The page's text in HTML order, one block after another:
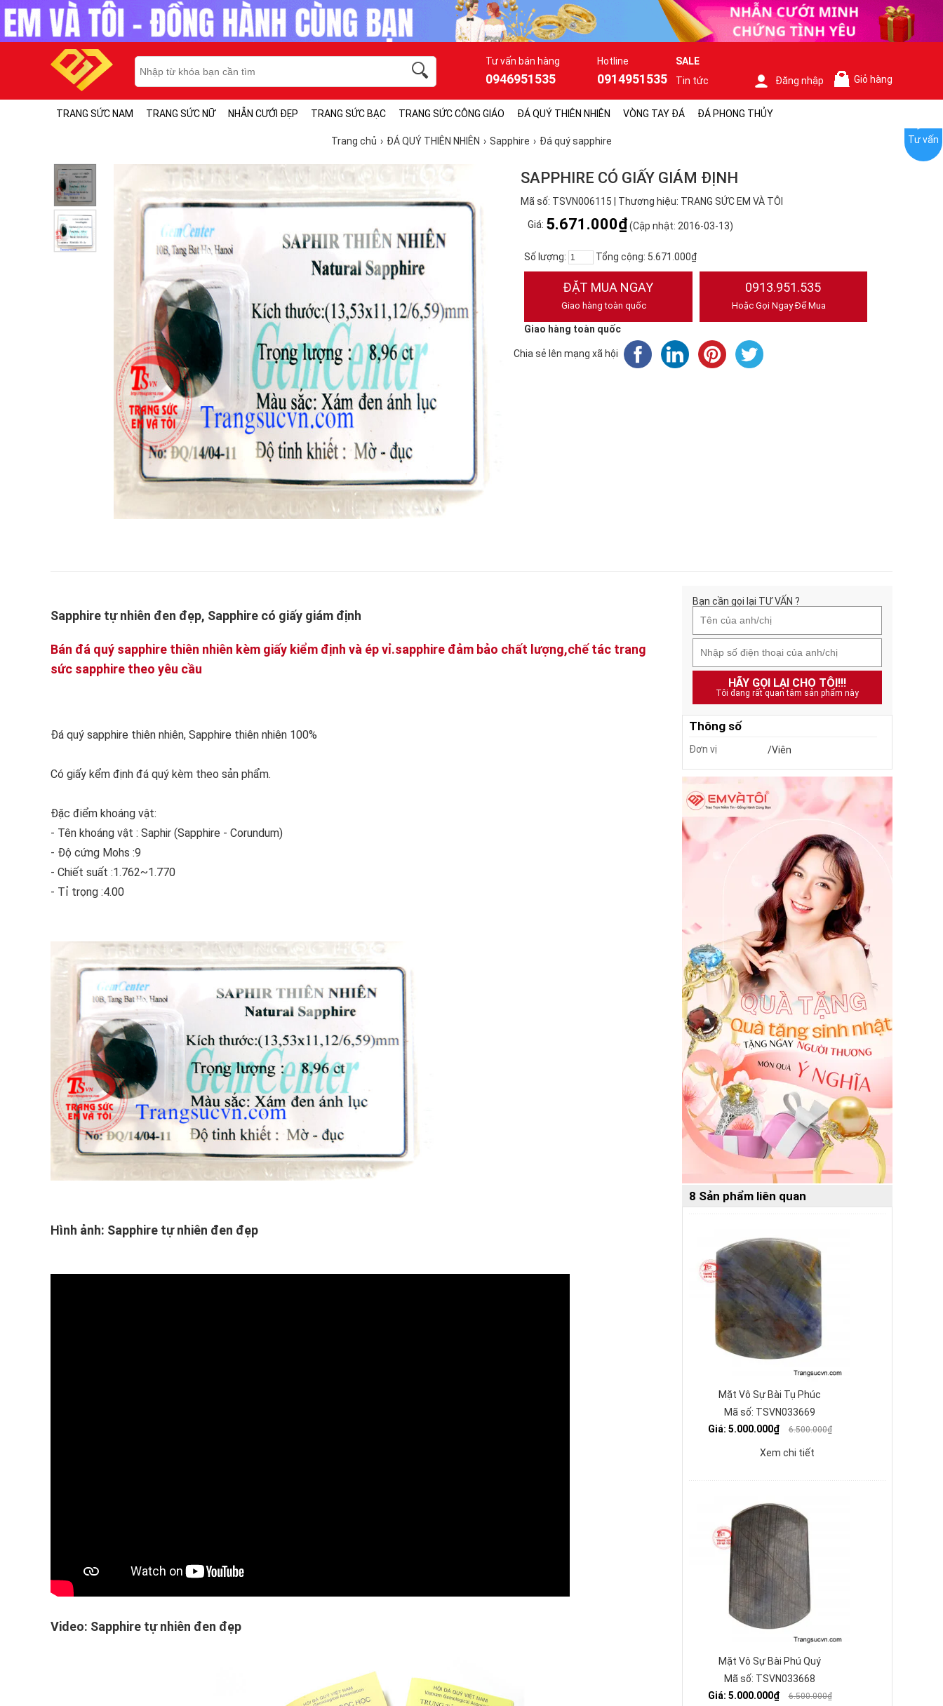
Tư vấn bán hàng
0946951535
Hotline
0914951535
SALE
Tin tức
Đăng nhập Giỏ hàng
TRANG SỨC NAM TRANG SỨC NỮ NHẪN CƯỚI ĐẸP TRANG SỨC BẠC TRANG SỨC CÔNG GIÁO ĐÁ QUÝ THIÊN NHIÊN VÒNG TAY ĐÁ ĐÁ PHONG THỦY
Trang chủ ĐÁ QUÝ THIÊN NHIÊN Sapphire Đá quý sapphire
SAPPHIRE CÓ GIẤY GIÁM ĐỊNH
Mã số: TSVN006115 | Thương hiệu: TRANG SỨC EM VÀ TÔI
Giá: 5.671.000₫(Cập nhật: 2016-03-13)
Số lượng: Tổng cộng: 5.671.000₫
ĐẶT MUA NGAY
Giao hàng toàn quốc
0913.951.535
Hoặc Gọi Ngay Để Mua
Giao hàng toàn quốc
Chia sẻ lên mạng xã hội
Sapphire tự nhiên đen đẹp, Sapphire có giấy giám định
Bán đá quý sapphire thiên nhiên kèm giấy kiểm định và ép vỉ.sapphire đảm bảo chất lượng,chế tác trang
sức sapphire theo yêu cầu
Đá quý sapphire thiên nhiên, Sapphire thiên nhiên 100%
Có giấy kểm định đá quý kèm theo sản phẩm.
Đặc điểm khoáng vật:
- Tên khoáng vật : Saphir (Sapphire - Corundum)
- Độ cứng Mohs :9
- Chiết suất :1.762~1.770
- Tỉ trọng :4.00
Hình ảnh: Sapphire tự nhiên đen đẹp
Video: Sapphire tự nhiên đen đẹp
Bạn cần gọi lại TƯ VẤN ?
HÃY GỌI LẠI CHO TÔI!!!
Tôi đang rất quan tâm sản phẩm này
Thông số
Đơn vị /Viên
8 Sản phẩm liên quan
Mặt Vô Sự Bài Tụ Phúc
Mã số: TSVN033669
Giá: 5.000.000₫
6.500.000₫
Xem chi tiết
Mặt Vô Sự Bài Phú Quý
Mã số: TSVN033668
Giá: 5.000.000₫
6.500.000₫
Tư vấn